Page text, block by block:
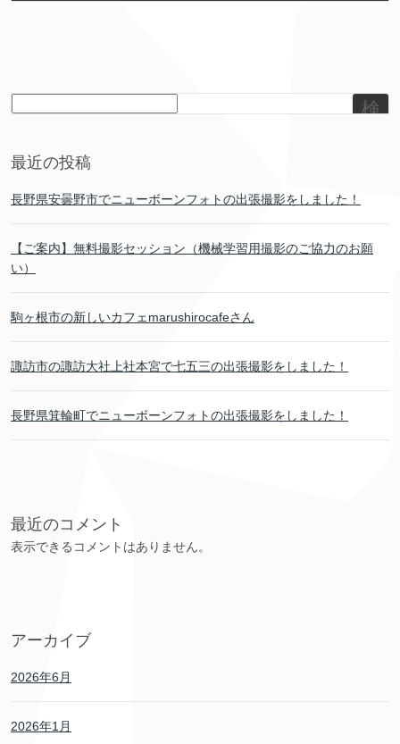
検
最近の投稿
長野県安曇野市でニューボーンフォトの出張撮影をしました！
【ご案内】無料撮影セッション（機械学習用撮影のご協力のお願
い）
駒ヶ根市の新しいカフェmarushirocafeさん
諏訪市の諏訪大社上社本宮で七五三の出張撮影をしました！
長野県箕輪町でニューボーンフォトの出張撮影をしました！
最近のコメント
表示できるコメントはありません。
アーカイブ
2026年6月
2026年1月